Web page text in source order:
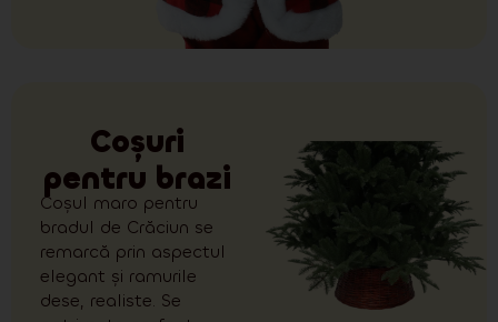
Coșuri
pentru brazi
Coșul maro pentru
bradul de Crăciun se
remarcă prin aspectul
elegant și ramurile
dese, realiste. Se